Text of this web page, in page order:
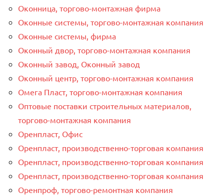
Оконница, торгово-монтажная фирма
Оконные системы, торгово-монтажная компания
Оконные системы, фирма
Оконный двор, торгово-монтажная компания
Оконный завод, Оконный завод
Оконный центр, торгово-монтажная компания
Омега Пласт, торгово-монтажная компания
Оптовые поставки строительных материалов,
торгово-монтажная компания
Оренпласт, Офис
Оренпласт, производственно-торговая компания
Оренпласт, производственно-торговая компания
Оренпласт, производственно-торговая компания
Оренпроф, торгово-ремонтная компания